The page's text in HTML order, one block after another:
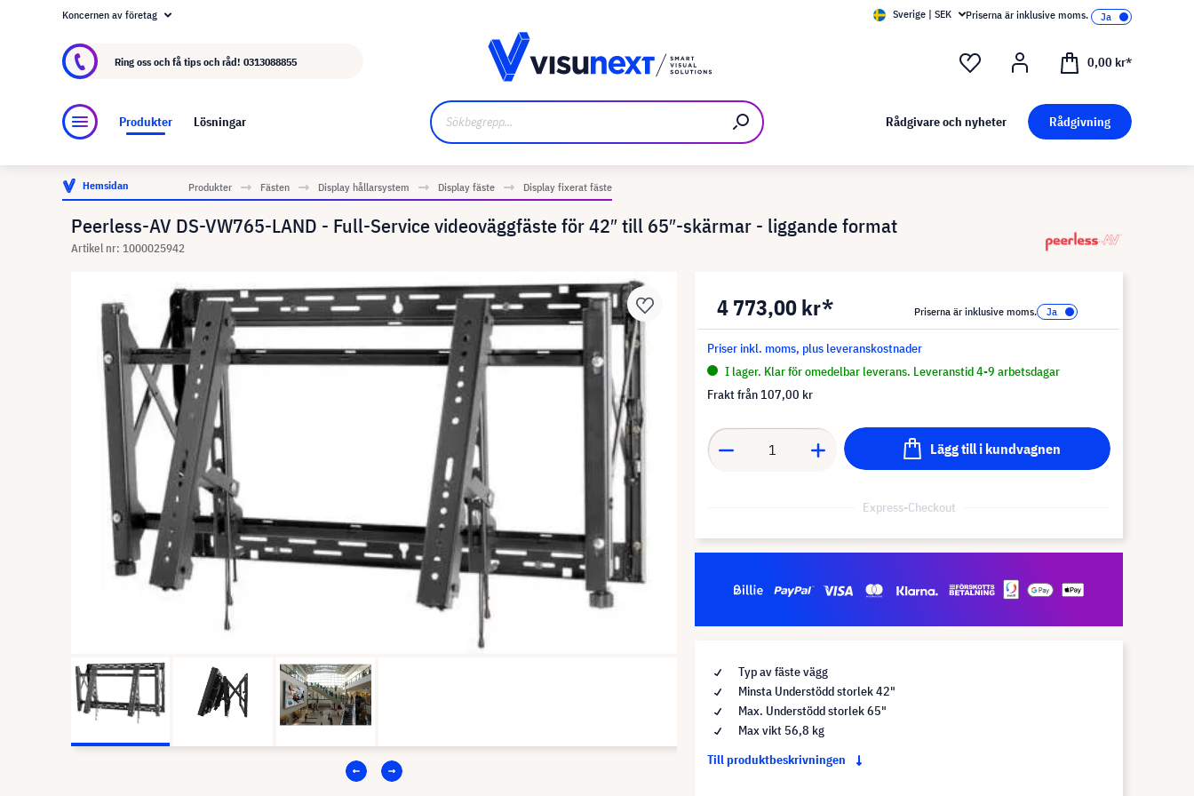
Om visunext.se
Koncernen av företag Sverige | SEK Priserna är inklusive moms.
Ring oss och få tips och råd! 0313088855 0,00 kr*
Produkter Lösningar Rådgivare och nyheter Rådgivning
Hemsidan Produkter Fästen Display hållarsystem Display fäste Display fixerat fäste
Peerless-AV DS-VW765-LAND - Full-Service videoväggfäste för 42″ till 65″-skärmar - liggande format
Artikel nr: 1000025942
4 773,00 kr* Priserna är inklusive moms.
Priser inkl. moms, plus leveranskostnader
I lager. Klar för omedelbar leverans. Leveranstid 4-9 arbetsdagar
Frakt från 107,00 kr
Lägg till i kundvagnen
Express-Checkout
Typ av fäste vägg
Minsta Understödd storlek 42"
Max. Understödd storlek 65"
Max vikt 56,8 kg
Till produktbeskrivningen